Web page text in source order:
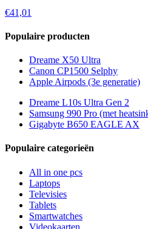
€41,01
Populaire producten
Dreame X50 Ultra
Canon CP1500 Selphy
Apple Airpods (3e generatie)
Dreame L10s Ultra Gen 2
Samsung 990 Pro (met
Gigabyte B650 EAGLE AX
Populaire categorieën
All in one pcs
Laptops
Televisies
Tablets
Smartwatches
Videokaarten